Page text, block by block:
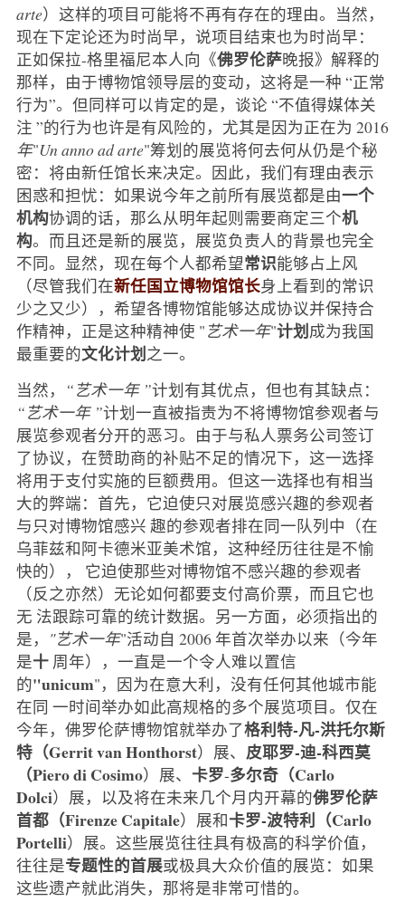
arte）这样的项目可能将不再有存在的理由。当然，
现在下定论还为时尚早，说项目结束也为时尚早：
正如保拉-格里福尼本人向《佛罗伦萨晚报》解释的
那样，由于博物馆领导层的变动，这将是一种 “正常
行为”。但同样可以肯定的是，谈论 “不值得媒体关
注 ”的行为也许是有风险的，尤其是因为正在为 2016
年"Un anno ad arte"筹划的展览将何去何从仍是个秘
密：将由新任馆长来决定。因此，我们有理由表示
困惑和担忧：如果说今年之前所有展览都是由一个
机构协调的话，那么从明年起则需要商定三个机
构。而且还是新的展览，展览负责人的背景也完全
不同。显然，现在每个人都希望常识能够占上风
（尽管我们在新任国立博物馆馆长身上看到的常识
少之又少），希望各博物馆能够达成协议并保持合
作精神，正是这种精神使 "艺术一年"计划成为我国
最重要的文化计划之一。
当然，
“艺术一年 ”计划有其优点，但也有其缺点：
“艺术一年 ”计划一直被指责为不将博物馆参观者与
展览参观者分开的恶习。由于与私人票务公司签订
了协议，在赞助商的补贴不足的情况下，这一选择
将用于支付实施的巨额费用。但这一选择也有相当
大的弊端：首先，它迫使只对展览感兴趣的参观者
与只对博物馆感兴 趣的参观者排在同一队列中（在
乌菲兹和阿卡德米亚美术馆，这种经历往往是不愉
快的）， 它迫使那些对博物馆不感兴趣的参观者
（反之亦然）无论如何都要支付高价票，而且它也
无 法跟踪可靠的统计数据。另一方面，必须指出的
是， "艺术一年"活动自 2006 年首次举办以来（今年
是十周年），一直是一个令人难以置信
的"unicum"，因为在意大利，没有任何其他城市能
在同 一时间举办如此高规格的多个展览项目。仅在
今年，佛罗伦萨博物馆就举办了格利特-凡-洪托尔斯
特（Gerrit van Honthorst）展、 皮耶罗-迪-科西莫
（Piero di Cosimo）展、 卡罗-多尔奇（Carlo
Dolci）展，以及将在未来几个月内开幕的佛罗伦萨
首都（Firenze Capitale）展和卡罗-波特利（Carlo
Portelli）展。这些展览往往具有极高的科学价值，
往往是专题性的首展或极具大众价值的展览：如果
这些遗产就此消失，那将是非常可惜的。